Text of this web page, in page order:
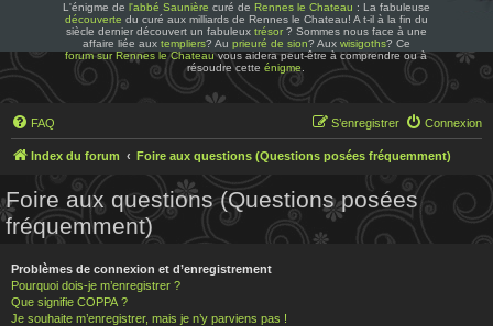
L'énigme de l'abbé Saunière curé de Rennes le Chateau : La fabuleuse
découverte du curé aux milliards de Rennes le Chateau! A t-il à la fin du
siècle dernier découvert un fabuleux trésor? Sommes nous face à une
affaire liée aux templiers? Au prieuré de sion? Aux wisigoths? Ce
forum sur Rennes le Chateauvous aidera peut-être à comprendre ou à
résoudre cetteénigme
FAQ Connexion
S’enregistrer
Index du forum Foire aux questions (Questions posées fréquemment)
Foire aux questions (Questions posées
fréquemment)
Problèmes de connexion et d’enregistrement
Pourquoi dois-je m’enregistrer ?
Que signifie COPPA ?
Je souhaite m’enregistrer, mais je n’y parviens pas !